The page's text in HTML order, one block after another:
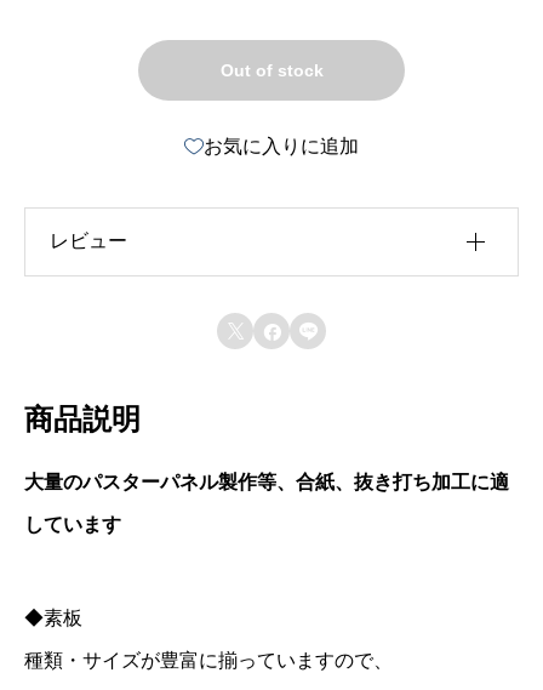
Out of stock
お気に入りに追加
レビュー
レビュー投稿には、会員登録が必要です。
会員登録する
  
商品説明
大量のパスターパネル製作等、合紙、抜き打ち加工に適
しています
◆素板
種類・サイズが豊富に揃っていますので、